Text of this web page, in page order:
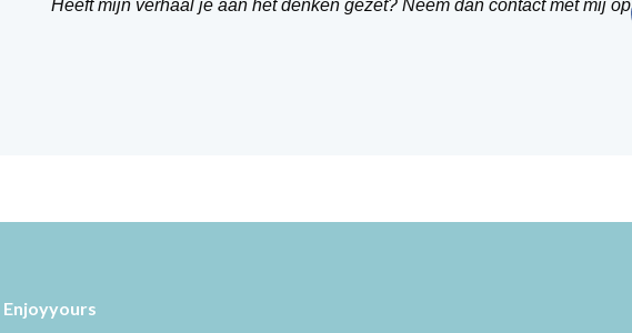
Heeft mijn verhaal je aan het denken gezet? Neem dan contact met mij op
Enjoyyours